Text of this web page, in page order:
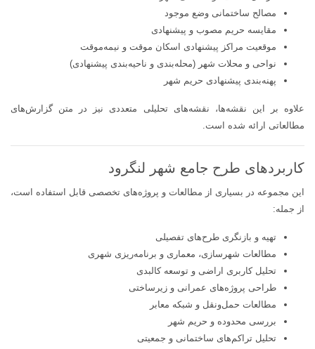
مصالح ساختمانی وضع موجود
مقایسه حریم مصوب و پیشنهادی
موقعیت مراکز پیشنهادی اسکان موقت و نیمه‌موقت
نواحی و محلات شهر (محله‌بندی و ناحیه‌بندی پیشنهادی)
پهنه‌بندی پیشنهادی حریم شهر
علاوه بر این نقشه‌ها، نقشه‌های تحلیلی متعددی نیز در متن گزارش‌های
مطالعاتی ارائه شده است.
کاربردهای طرح جامع شهر لنگرود
این مجموعه در بسیاری از مطالعات و پروژه‌های تخصصی قابل استفاده است،
از جمله:
تهیه و بازنگری طرح‌های تفصیلی
مطالعات شهرسازی، معماری و برنامه‌ریزی شهری
تحلیل کاربری اراضی و توسعه کالبدی
طراحی پروژه‌های عمرانی و زیرساختی
مطالعات حمل‌ونقل و شبکه معابر
بررسی محدوده و حریم شهر
تحلیل تراکم‌های ساختمانی و جمعیتی